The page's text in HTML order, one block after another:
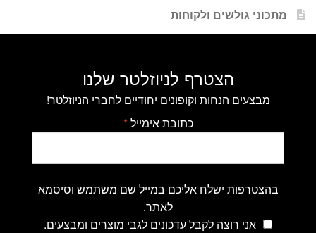
מתכוני גולשים ולקוחות
הצטרף לניוזלטר שלנו
מבצעים הנחות וקופונים יחודיים לחברי הניוזלטר!
כתובת אימייל*
בהצטרפות ישלח אליכם במייל שם משתמש וסיסמא
לאתר.
אני רוצה לקבל עדכונים לגבי מוצרים ומבצעים.